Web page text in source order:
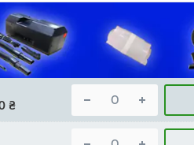
₴